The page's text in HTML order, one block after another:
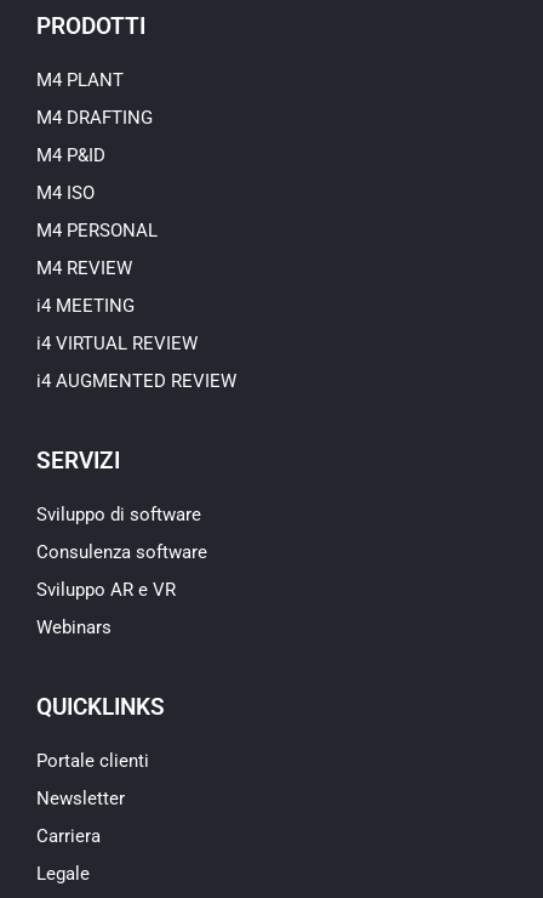
u
b
PRODOTTI
M4 PLANT
M4 DRAFTING
M4 P&ID
M4 ISO
M4 PERSONAL
M4 REVIEW
i4 MEETING
i4 VIRTUAL REVIEW
i4 AUGMENTED REVIEW
SERVIZI
Sviluppo di software
Consulenza software
Sviluppo AR e VR
Webinars
QUICKLINKS
Portale clienti
Newsletter
Carriera
Legale